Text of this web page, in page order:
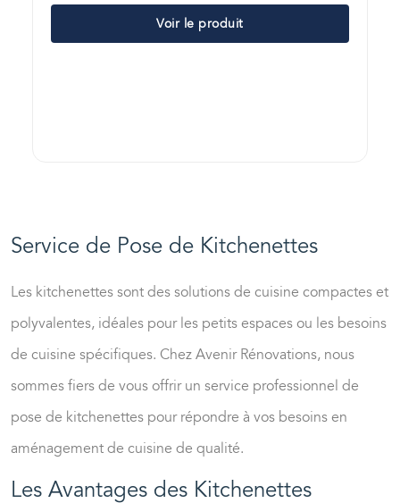
Voir le produit
Service de Pose de Kitchenettes
Les kitchenettes sont des solutions de cuisine compactes et
polyvalentes, idéales pour les petits espaces ou les besoins
de cuisine spécifiques. ChezAvenir Rénovations, nous
sommes fiers de vous offrir un service professionnel de
pose de kitchenettes pour répondre à vos besoins en
aménagement de cuisine de qualité.
Les Avantages des Kitchenettes